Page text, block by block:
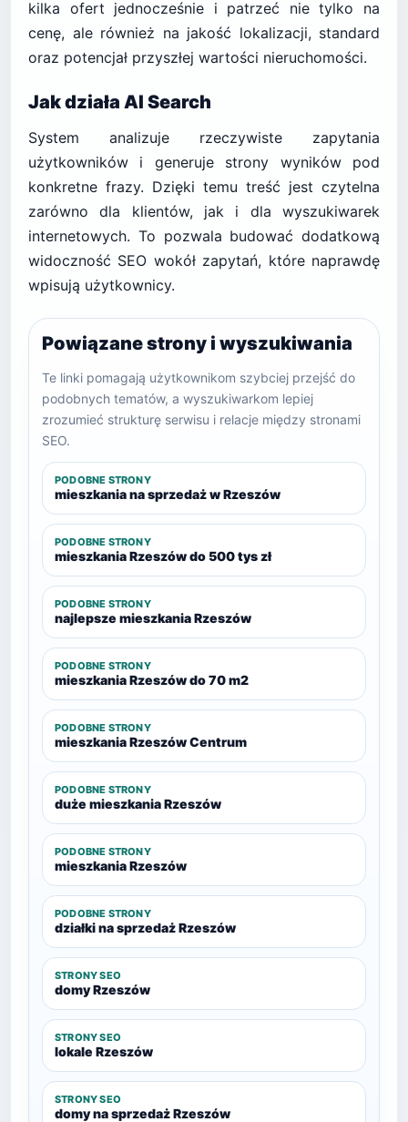
kilka ofert jednocześnie i patrzeć nie tylko na
cenę, ale również na jakość lokalizacji, standard
oraz potencjał przyszłej wartości nieruchomości.
Jak działa AI Search
System analizuje rzeczywiste zapytania
użytkowników i generuje strony wyników pod
konkretne frazy. Dzięki temu treść jest czytelna
zarówno dla klientów, jak i dla wyszukiwarek
internetowych. To pozwala budować dodatkową
widoczność SEO wokół zapytań, które naprawdę
wpisują użytkownicy.
Powiązane strony i wyszukiwania
Te linki pomagają użytkownikom szybciej przejść do
podobnych tematów, a wyszukiwarkom lepiej
zrozumieć strukturę serwisu i relacje między stronami
SEO.
PODOBNE STRONY
mieszkania na sprzedaż w Rzeszów
PODOBNE STRONY
mieszkania Rzeszów do 500 tys zł
PODOBNE STRONY
najlepsze mieszkania Rzeszów
PODOBNE STRONY
mieszkania Rzeszów do 70 m2
PODOBNE STRONY
mieszkania Rzeszów Centrum
PODOBNE STRONY
duże mieszkania Rzeszów
PODOBNE STRONY
mieszkania Rzeszów
PODOBNE STRONY
działki na sprzedaż Rzeszów
STRONY SEO
domy Rzeszów
STRONY SEO
lokale Rzeszów
STRONY SEO
domy na sprzedaż Rzeszów